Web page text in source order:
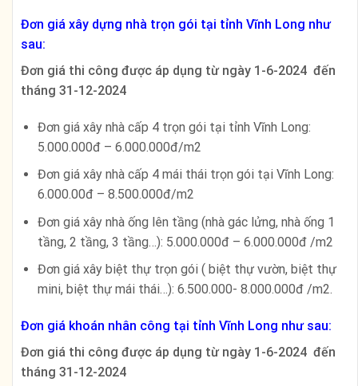
Đơn giá xây dựng nhà trọn gói tại tỉnh Vĩnh Long như
sau:
Đơn giá thi công được áp dụng từ ngày 1-6-2024 đến
tháng 31-12-2024
Đơn giá xây nhà cấp 4 trọn gói tại tỉnh Vĩnh Long:
5.000.000đ – 6.000.000đ/m2
Đơn giá xây nhà cấp 4 mái thái trọn gói tại Vĩnh Long:
6.000.00đ – 8.500.000đ/m2
Đơn giá xây nhà ống lên tầng (nhà gác lửng, nhà ống 1
tầng, 2 tầng, 3 tầng…): 5.000.000đ – 6.000.000đ /m2
Đơn giá xây biệt thự trọn gói ( biệt thự vườn, biệt thự
mini, biệt thự mái thái…): 6.500.000- 8.000.000đ /m2.
Đơn giá khoán nhân công tại tỉnh Vĩnh Long như sau:
Đơn giá thi công được áp dụng từ ngày 1-6-2024 đến
tháng 31-12-2024